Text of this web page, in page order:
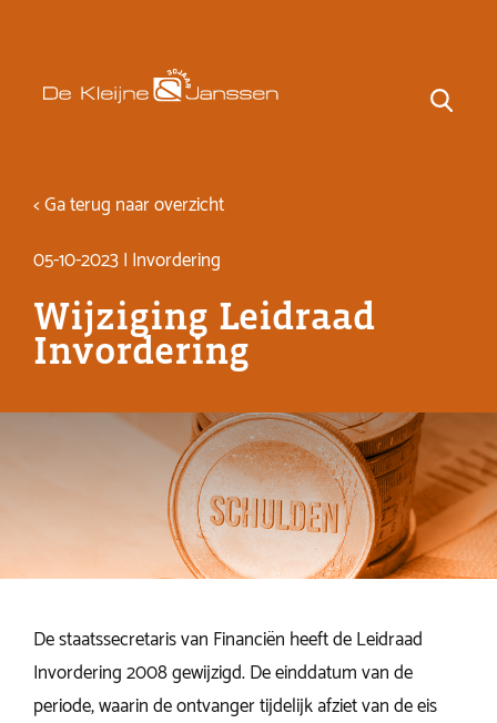
< Ga terug naar overzicht
05-10-2023 | Invordering
Wijziging Leidraad
Invordering
De staatssecretaris van Financiën heeft de Leidraad
Invordering 2008 gewijzigd. De einddatum van de
periode, waarin de ontvanger tijdelijk afziet van de eis